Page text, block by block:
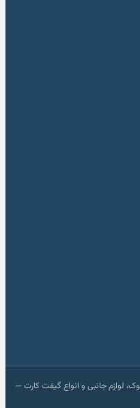
لوازم جانبی و انواع گیفت کارت —